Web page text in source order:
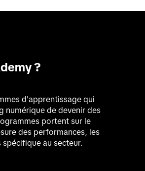
?
d'apprentissage qui
numérique de devenir des
portent sur le
des performances, les
au secteur.